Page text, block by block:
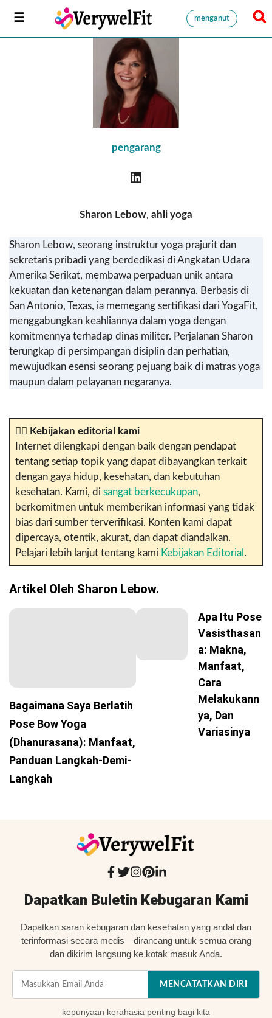
menganut
pengarang
Sharon Lebow, ahli yoga
Sharon Lebow, seorang instruktur yoga prajurit dan
sekretaris pribadi yang berdedikasi di Angkatan Udara
Amerika Serikat, membawa perpaduan unik antara
kekuatan dan ketenangan dalam perannya. Berbasis di
San Antonio, Texas, ia memegang sertifikasi dari YogaFit,
menggabungkan keahliannya dalam yoga dengan
komitmennya terhadap dinas militer. Perjalanan Sharon
terungkap di persimpangan disiplin dan perhatian,
mewujudkan esensi seorang pejuang baik di matras yoga
maupun dalam pelayanan negaranya.
✍🏼 Kebijakan editorial kami
Internet dilengkapi dengan baik dengan pendapat
tentang setiap topik yang dapat dibayangkan terkait
dengan gaya hidup, kesehatan, dan kebutuhan
kesehatan. Kami, di sangat berkecukupan,
berkomitmen untuk memberikan informasi yang tidak
bias dari sumber terverifikasi. Konten kami dapat
dipercaya, otentik, akurat, dan dapat diandalkan.
Pelajari lebih lanjut tentang kami Kebijakan Editorial .
Artikel Oleh Sharon Lebow.
Bagaimana Saya Berlatih
Pose Bow Yoga
(Dhanurasana): Manfaat,
Panduan Langkah-Demi-
Langkah
Apa Itu Pose
Vasisthasan
A: Makna,
Manfaat,
Cara
Melakukann
Ya, Dan
Variasinya
Dapatkan Buletin Kebugaran Kami
Dapatkan saran kebugaran dan kesehatan yang andal dan
terinformasi secara medis—dirancang untuk semua orang
dan dikirim langsung ke kotak masuk Anda.
MENCATATKAN DIRI
kepunyaan kerahasia penting bagi kita